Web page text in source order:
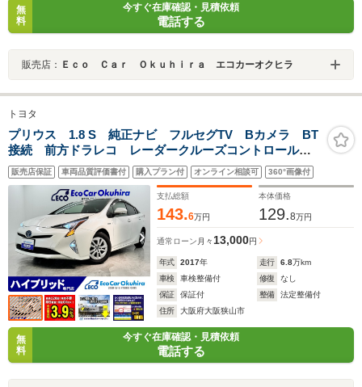
無
料
今すぐ在庫確認・見積依頼
電話する
販売店： Ｅｃｏ Ｃａｒ Ｏｋｕｈｉｒａ エコカーオクヒラ
トヨタ
プリウス 1.8 S 純正ナビ フルセグTV Bカメラ BT
接続 前方ドラレコ レーダークルーズコントロール
LEDヘッドライト Fフォグ 横滑り防止装置 オートマ
チックハイビーム 純正アルミ ETC
販売店保証 車両品質評価書付 購入プラン付 オンライン相談可 360°画像付
支払総額
143.6万円
本体価格
129.8万円
通常ローン 月々 13,000円
年式 2017年 走行 6.8万km
車検
車検整備付 修復
なし
保証
保証付 整備
法定整備付
住所
大阪府大阪狭山市
無
料
今すぐ在庫確認・見積依頼
電話する